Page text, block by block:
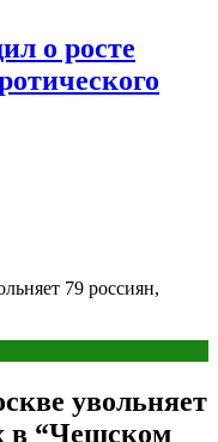
о росте
79 россиян,
увольняет
в “Чешском